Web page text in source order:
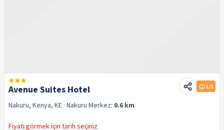
Avenue Suites Hotel 1/5
Nakuru, Kenya, KE · Nakuru Merkez: 0.6 km
Fiyatı görmek için tarih seçiniz